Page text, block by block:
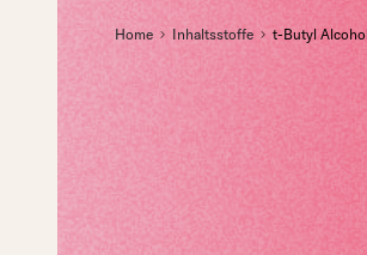
Home Inhaltsstoffe t-Butyl